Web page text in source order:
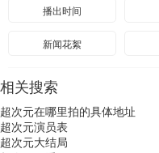
播出时间
新闻花絮
相关搜索
超次元在哪里拍的具体地址
超次元演员表
超次元大结局